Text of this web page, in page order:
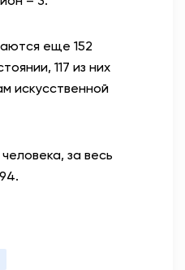
еще 152
117 из них
искусственной
за весь